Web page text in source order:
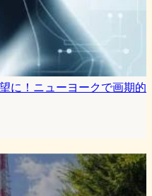
に！ニューヨークで画期的